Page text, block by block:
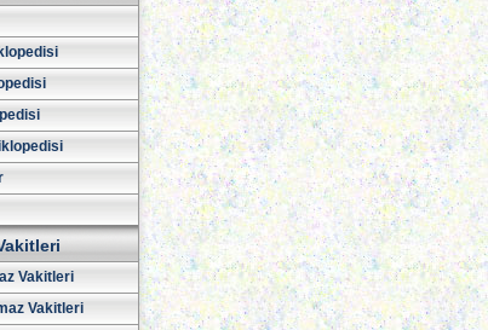
Vakitleri
Vakitleri